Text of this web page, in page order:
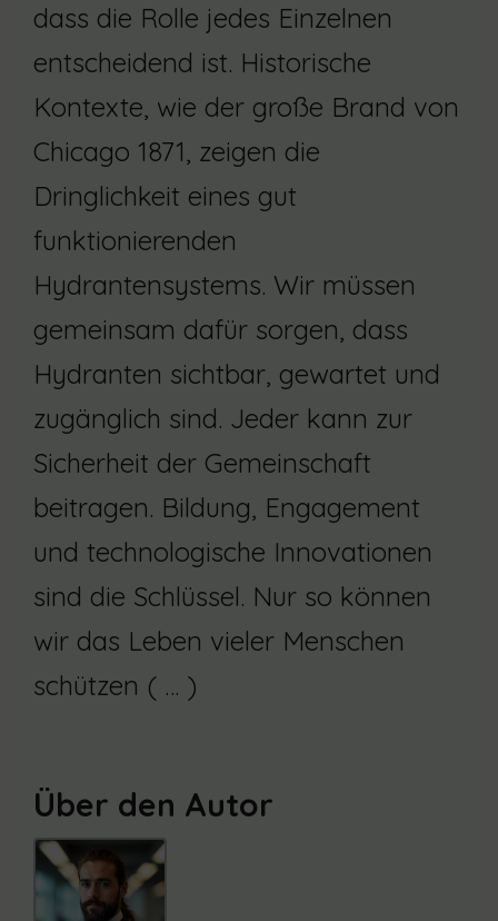
dass die Rolle jedes Einzelnen
entscheidend ist. Historische
Kontexte, wie der große Brand von
Chicago 1871, zeigen die
Dringlichkeit eines gut
funktionierenden
Hydrantensystems. Wir müssen
gemeinsam dafür sorgen, dass
Hydranten sichtbar, gewartet und
zugänglich sind. Jeder kann zur
Sicherheit der Gemeinschaft
beitragen. Bildung, Engagement
und technologische Innovationen
sind die Schlüssel. Nur so können
wir das Leben vieler Menschen
schützen ( … )
Über den Autor